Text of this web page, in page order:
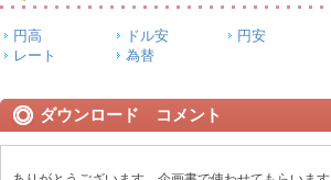
円高 ドル安 円安
レート
為替
ダウンロード コメント